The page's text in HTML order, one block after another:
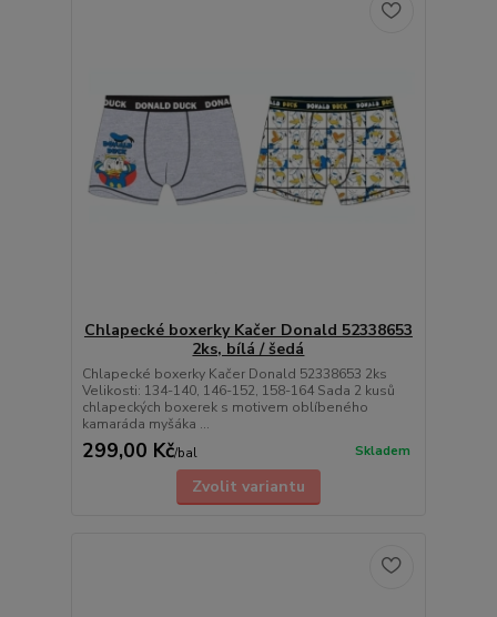
Chlapecké boxerky Kačer Donald 52338653
2ks, bílá / šedá
Chlapecké boxerky Kačer Donald 52338653 2ks
Velikosti: 134-140, 146-152, 158-164 Sada 2 kusů
chlapeckých boxerek s motivem oblíbeného
kamaráda myšáka ...
299,00 Kč/bal Skladem
Zvolit variantu